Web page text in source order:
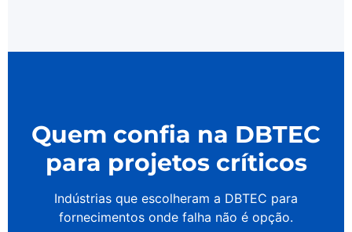
Quem confia na DBTEC
para projetos críticos
Indústrias que escolheram a DBTEC para
fornecimentos onde falha não é opção.